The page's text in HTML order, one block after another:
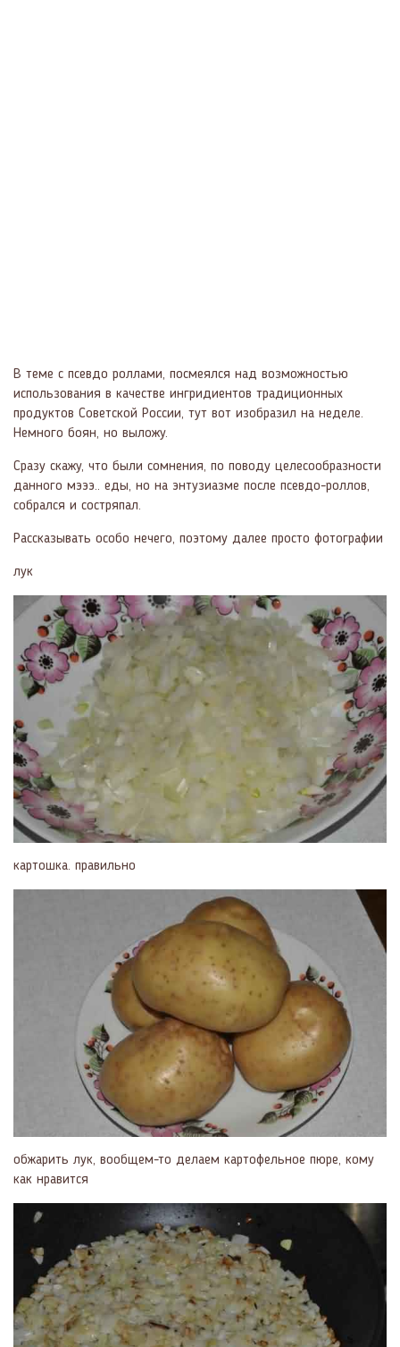
В теме с псевдо роллами, посмеялся над возможностью
использования в качестве ингридиентов традиционных
продуктов Советской России, тут вот изобразил на неделе.
Немного боян, но выложу.
Сразу скажу, что были сомнения, по поводу целесообразности
данного мэээ.. еды, но на энтузиазме после псевдо-роллов,
собрался и состряпал.
Рассказывать особо нечего, поэтому далее просто фотографии
лук
картошка. правильно
обжарить лук, вообщем-то делаем картофельное пюре, кому
как нравится